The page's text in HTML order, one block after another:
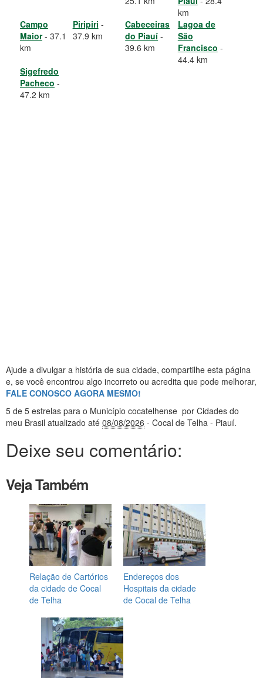
km
Campo
Maior- 37.1
km
Piripiri -
37.9 km
Cabeceiras
do Piauí -
39.6 km
Lagoa de
São
Francisco -
44.4 km
Sigefredo
Pacheco -
47.2 km
Ajude a divulgar a história de sua cidade, compartilhe esta página
e, se você encontrou algo incorreto ou acredita que pode melhorar,
FALE CONOSCO AGORA MESMO!
5 de 5 estrelas para o Município cocatelhense por Cidades do
meu Brasil atualizado até 08/08/2026 - Cocal de Telha - Piauí.
Deixe seu comentário:
Veja Também
Relação de Cartórios
da cidade de Cocal
de Telha
Endereços dos
Hospitais da cidade
de Cocal de Telha